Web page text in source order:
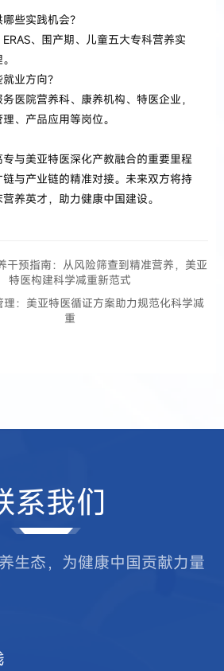
些实践机会？
、围产期、儿童五大专科营养实
业方向？
务医院营养科、康养机构、特医企业，
、产品应用等岗位。
与美亚特医深化产教融合的重要里程
与产业链的精准对接。未来双方将持
养英才，助力健康中国建设。
干预指南：从风险筛查到精准营养，美亚
特医构建科学减重新范式
理：美亚特医循证方案助力规范化科学减
重
系我们
生态，为健康中国贡献力量